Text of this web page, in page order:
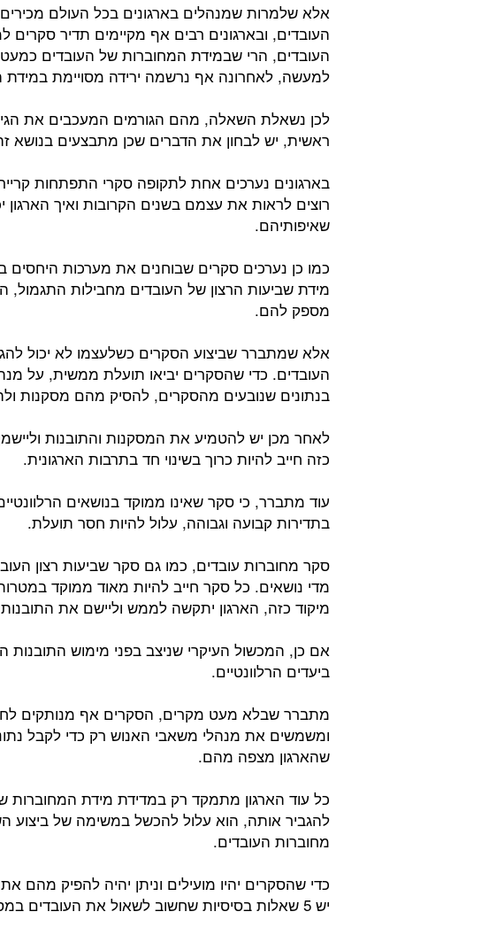
אלא שלמרות שמנהלים בארגונים בכל העולם
העובדים, ובארגונים רבים אף מקיימים תדיר סקרים
העובדים, הרי שבמידת המחוברות של העובדים
למעשה, לאחרונה אף נרשמה ירידה מסויימת במידת
לכן נשאלת השאלה, מהם הגורמים המעכבים את
ראשית, יש לבחון את הדברים שכן מתבצעים בנושא
בארגונים נערכים אחת לתקופה סקרי התפתחות
רוצים לראות את עצמם בשנים הקרובות ואיך
שאיפותיהם.
כמו כן נערכים סקרים שבוחנים את מערכות היחסים
מידת שביעות הרצון של העובדים מחבילות התגמול,
מספק להם.
אלא שמתברר שביצוע הסקרים כשלעצמו לא יכול
העובדים. כדי שהסקרים יביאו תועלת ממשית, על
בנתונים שנובעים מהסקרים, להסיק מהם מסקנות
לאחר מכן יש להטמיע את המסקנות והתובנות
כזה חייב להיות כרוך בשינוי חד בתרבות הארגונית.
עוד מתברר, כי סקר שאינו ממוקד בנושאים
בתדירות קבועה וגבוהה, עלול להיות חסר תועלת.
סקר מחוברות עובדים, כמו גם סקר שביעות רצון
מדי נושאים. כל סקר חייב להיות מאוד ממוקד
מיקוד כזה, הארגון יתקשה לממש וליישם את
אם כן, המכשול העיקרי שניצב בפני מימוש התובנות
ביעדים הרלוונטיים.
מתברר שבלא מעט מקרים, הסקרים אף מנותקים
ומשמשים את מנהלי משאבי האנוש רק כדי לקבל
שהארגון מצפה מהם.
כל עוד הארגון מתמקד רק במדידת מידת המחוברות
להגביר אותה, הוא עלול להכשל במשימה של ביצוע
מחוברות העובדים.
כדי שהסקרים יהיו מועילים וניתן יהיה להפיק מהם
יש 5 שאלות בסיסיות שחשוב לשאול את העובדים במסגרת הסקר: